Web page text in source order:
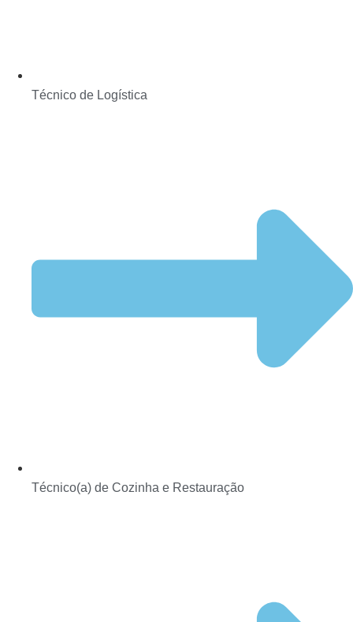
Técnico de Logística
Técnico(a) de Cozinha e Restauração